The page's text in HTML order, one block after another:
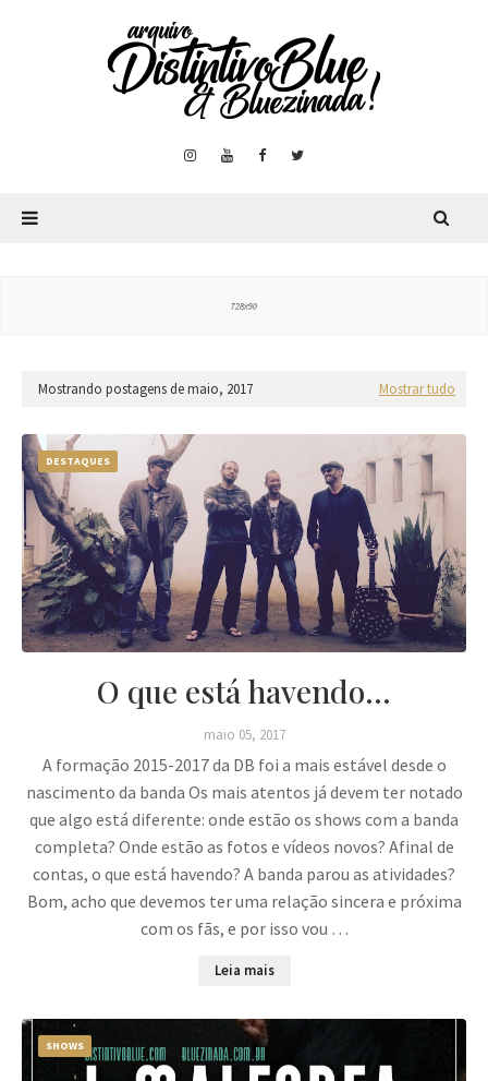
Mostrando postagens de maio, 2017 Mostrar tudo
DESTAQUES
O que está havendo...
maio 05, 2017
A formação 2015-2017 da DB foi a mais estável desde o
nascimento da banda Os mais atentos já devem ter notado
que algo está diferente: onde estão os shows com a banda
completa? Onde estão as fotos e vídeos novos? Afinal de
contas, o que está havendo? A banda parou as atividades?
Bom, acho que devemos ter uma relação sincera e próxima
com os fãs, e por isso vou …
Leia mais
SHOWS